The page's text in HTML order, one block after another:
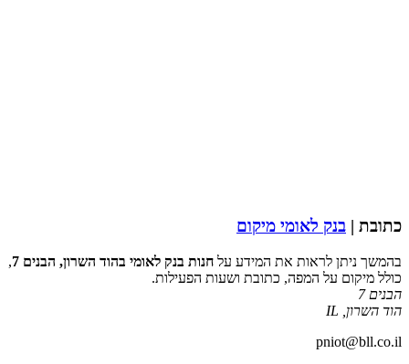
כתובת | בנק לאומי מיקום
בהמשך ניתן לראות את המידע על חנות בנק לאומי בהוד השרון, הבנים 7
,
כולל מיקום על המפה, כתובת ושעות הפעילות.
הבנים 7
הוד השרון IL
pniot@bll.co.il